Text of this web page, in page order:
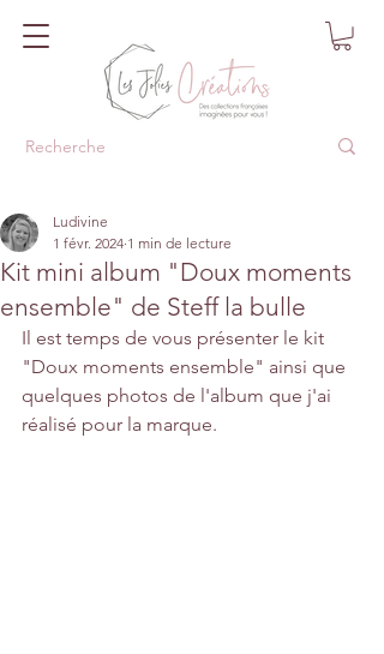
Kit mini album "Doux moments
ensemble" de Steff la bulle
Ludivine
1 févr. 2024 1 min de lecture
Il est temps de vous présenter le kit
"Doux moments ensemble" ainsi que
quelques photos de l'album que j'ai
réalisé pour la marque.